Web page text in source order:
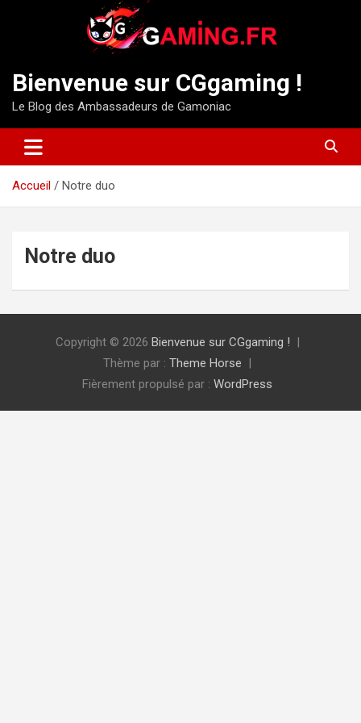
Bienvenue sur CGgaming !
Le Blog des Ambassadeurs de Gamoniac
Accueil Notre duo
Notre duo
Copyright © 2026 Bienvenue sur CGgaming !
Thème par : Theme Horse
Fièrement propulsé par : WordPress